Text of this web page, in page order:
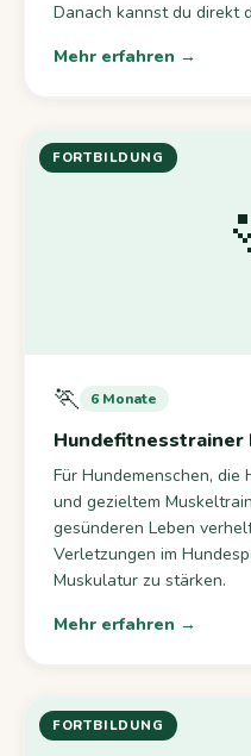
Danach kannst du direkt
Mehr erfahren →
FORTBILDUNG
🏃 6 Monate
Hundefitnesstrainer
Für Hundemenschen, die
und gezieltem
gesünderen Leben
Verletzungen im
Muskulatur zu stärken.
Mehr erfahren →
FORTBILDUNG